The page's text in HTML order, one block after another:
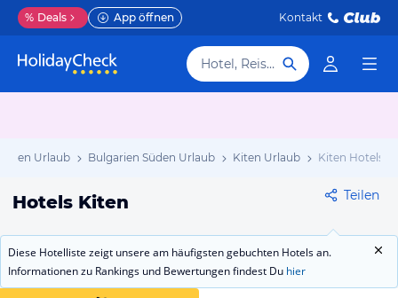
% Deals App öffnen Kontakt
Hotel, Reiseziel
Urlaub Bulgarien Süden Urlaub Kiten Urlaub Kiten Hotels
Hotels Kiten Teilen
Diese Hotelliste zeigt unsere am häufigsten gebuchten Hotels an.
Informationen zu Rankings und Bewertungen findest Du hier